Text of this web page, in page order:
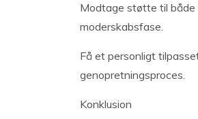
Modtage støtte til både
moderskabsfase.
Få et personligt
genopretningsproces.
Konklusion